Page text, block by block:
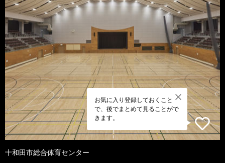
お気に入り登録しておくこと
で、後でまとめて見ることがで
きます。
十和田市総合体育センター